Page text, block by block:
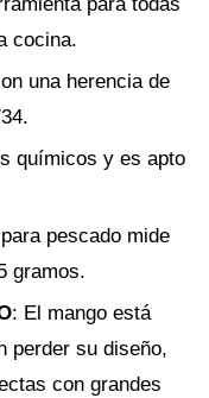
para todas
cocina.
una herencia de
químicos y es apto
pescado mide
gramos.
: El mango está
perder su diseño,
con grandes